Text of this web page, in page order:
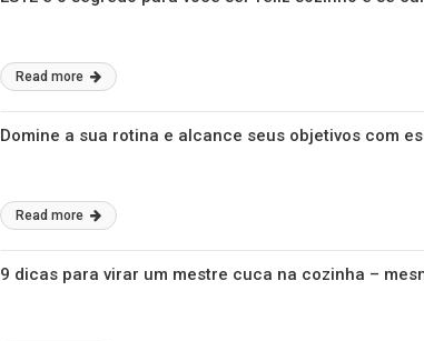
Read more
Domine a sua rotina e alcance seus objetivos com
Read more
9 dicas para virar um mestre cuca na cozinha –